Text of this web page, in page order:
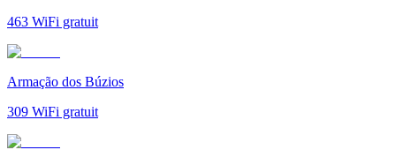
463 WiFi gratuit
Armação dos Búzios
309 WiFi gratuit